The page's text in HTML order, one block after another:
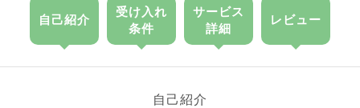
自己紹介
受け入れ
条件
サービス
詳細
レビュー
自己紹介